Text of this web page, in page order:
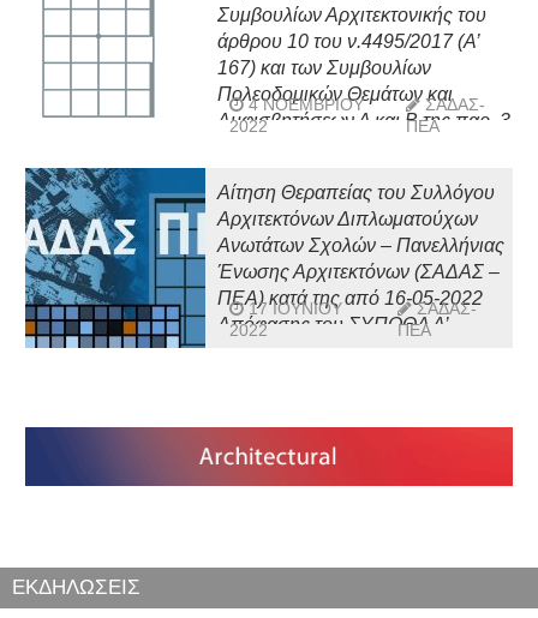
Συμβουλίων Αρχιτεκτονικής του
άρθρου 10 του ν.4495/2017 (Α’
167) και των Συμβουλίων
Πολεοδομικών Θεμάτων και
Αμφισβητήσεων Α και Β της παρ. 3
4 ΝΟΕΜΒΡΊΟΥ
2022
ΣΑΔΑΣ-
ΠΕΑ
Αίτηση Θεραπείας του Συλλόγου
Αρχιτεκτόνων Διπλωματούχων
Ανωτάτων Σχολών – Πανελλήνιας
Ένωσης Αρχιτεκτόνων (ΣΑΔΑΣ –
ΠΕΑ) κατά της από 16-05-2022
Απόφασης του ΣΥΠΟΘΑ Α’
17 ΙΟΥΝΊΟΥ
2022
ΣΑΔΑΣ-
ΠΕΑ
ΕΚΔΗΛΩΣΕΙΣ